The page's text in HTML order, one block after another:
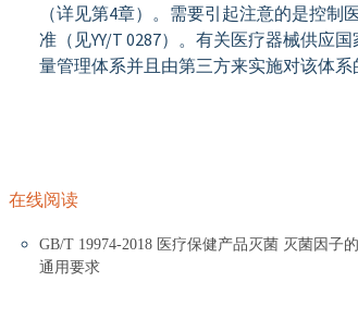
（详见第4章）。需要引起注意的是控
准（见YY/T 0287）。有关医疗器械供应
量管理体系并且由第三方来实施对该体系
在线阅读
GB/T 19974-2018 医疗保健产品灭菌 灭菌因子
通用要求